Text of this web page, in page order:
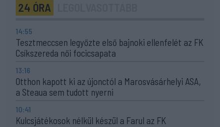
24 ÓRA
14:55
Tesztmeccsen legyőzte első bajnoki ellenfelét az FK
Csíkszereda női focicsapata
13:16
Otthon kapott ki az újonctól a Marosvásárhelyi ASA,
a Steaua sem tudott nyerni
10:41
Kulcsjátékosok nélkül készül a Farul az FK